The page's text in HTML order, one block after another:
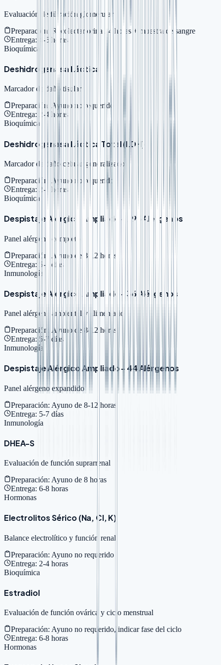
Evaluación de filtración glomerular
Preparación:
Recolectar orina 24 horas + muestra de sangre
Entrega: 4-6 horas
Bioquímica
Deshidrogenasa Láctica
Marcador de daño tisular
Preparación: Ayuno no requerido
Entrega: 2-4 horas
Bioquímica
Deshidrogenasa Láctica Total (LDH)
Marcador de daño celular generalizado
Preparación:
Ayuno no requerido
Entrega:
2-4 horas
Bioquímica
Despistaje Alérgico Ampliado - 295 Alérgenos
Panel alérgeno completo
Preparación:
Ayuno de 8-12 horas
Entrega: 5-7 días
Inmunología
Despistaje Alérgico Ampliado - 36 Alérgenos
Panel alérgeno ambiental y alimentario
Preparación:
Ayuno de 8-12 horas
Entrega: 5-7 días
Inmunología
Despistaje Alérgico Ampliado - 44 Alérgenos
Panel alérgeno expandido
Preparación: Ayuno de 8-12 horas
Entrega: 5-7 días
Inmunología
DHEA-S
Evaluación de función suprarrenal
Preparación: Ayuno de 8 horas
Entrega: 6-8 horas
Hormonas
Electrolitos Sérico (Na, Cl, K)
Balance electrolítico y función renal
Preparación: Ayuno no requerido
Entrega: 2-4 horas
Bioquímica
Estradiol
Evaluación de función ovárica y ciclo menstrual
Preparación: Ayuno no requerido, indicar fase del ciclo
Entrega: 6-8 horas
Hormonas